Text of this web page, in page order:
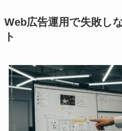
Web広告運用で失敗し
ト